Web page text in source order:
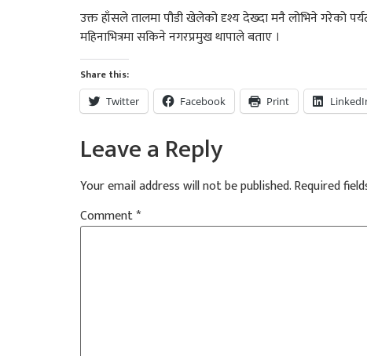
उक्त हाँसले तालमा पौडी खेलेको दृश्य देख्दा मनै लोभिने गरेको
महिनाभित्रमा सकिने नगरप्रमुख थापाले बताए ।
Share this:
Twitter Facebook Print
Leave a Reply
Your email address will not be published.Required
Comment*